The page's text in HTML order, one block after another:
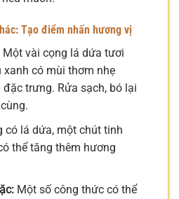
Tạo điểm nhấn hương vị
Một vài cọng lá dứa tươi
xanh có mùi thơm nhẹ
đặc trưng. Rửa sạch, bó lại
có lá dứa, một chút tinh
thể tăng thêm hương
Một số công thức có thể